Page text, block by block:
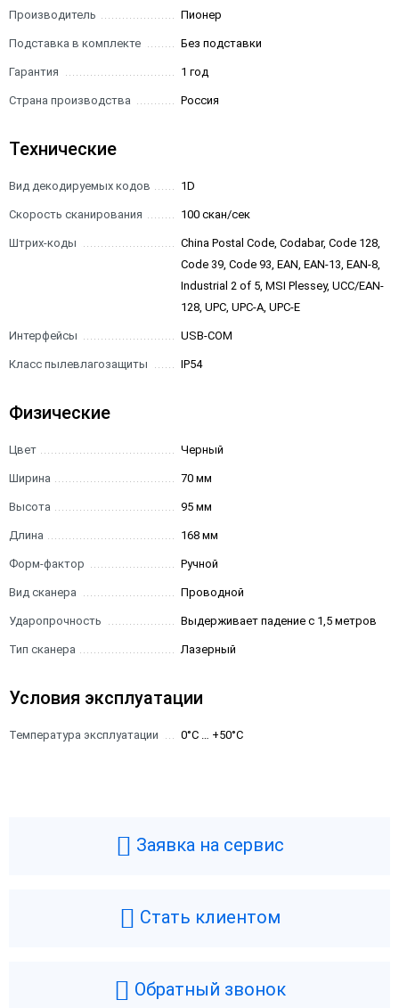
Производитель Пионер
Подставка в комплекте Без подставки
Гарантия 1 год
Страна производства Россия
Технические
Вид декодируемых кодов 1D
Скорость сканирования 100 скан/сек
Штрих-коды
China Postal Code, Codabar, Code 128,
Code 39, Code 93, EAN, EAN-13, EAN-8,
Industrial 2 of 5, MSI Plessey, UCC/EAN-
128, UPC, UPC-A, UPC-E
Интерфейсы USB-COM
Класс пылевлагозащиты IP54
Физические
Цвет Черный
Ширина 70 мм
Высота 95 мм
Длина 168 мм
Форм-фактор Ручной
Вид сканера Проводной
Ударопрочность Выдерживает падение с 1,5 метров
Тип сканера Лазерный
Условия эксплуатации
Температура эксплуатации 0°C … +50°C
Заявка на сервис
Стать клиентом
Обратный звонок